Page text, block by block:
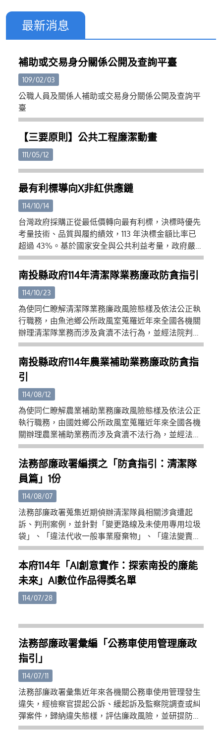
最新消息
補助或交易身分關係公開及查詢平臺
109/02/03
公職人員及關係人補助或交易身分關係公開及查詢平
臺
【三要原則】公共工程廉潔動畫
111/05/12
最有利標導向X非紅供應鏈
114/10/14
台灣政府採購正從最低價轉向最有利標，決標時優先
考量技術、品質與履約績效，113 年決標金額比率已
超過 43%。基於國家安全與公共利益考量，政府嚴格
實施「非紅供應鏈」策略，區分大陸廠商、陸資、廠
牌與產地。特別針對公務用資通訊產品，原則上禁止
使用大陸廠牌，並限制具敏感性或國安疑慮的採購
中，大陸產地產品及相關陸資廠商的參與。此趨勢反
映政府重視供應鏈韌性與資訊安全。影片網
址:https://www.youtube.com/watch?
v=4SMixY2RLBQ
南投縣政府114年清潔隊業務廉政防貪指引
114/10/23
為使同仁瞭解清潔隊業務廉政風險態樣及依法公正執
行職務，由魚池鄉公所政風室蒐羅近年來全國各機關
辦理清潔隊業務而涉及貪瀆不法行為，並經法院判決
有罪之實務案例，經本府召開防貪指引座談會，由政
風處林處長主持，並邀請臺灣南投地方檢察署檢察官
蘇厚仁及本府採購稽核小組外聘委員陳有政等2位學
者專家，以及相關業管單位，共同研討相關案例所涉
風險違失，並提出相對應之預防策略，編撰旨揭防貪
指引，供本府環境保護局、本縣各鄉鎮公所參考，俾
提升為民服務品質及行政效能。
南投縣政府114年農業補助業務廉政防貪指
引
114/08/12
為使同仁瞭解農業補助業務廉政風險態樣及依法公正
執行職務，由國姓鄉公所政風室蒐羅近年來全國各機
關辦理農業補助業務而涉及貪瀆不法行為，並經法院
判決有罪之實務案例，經本府召開防貪指引座談會，
由政風處林處長主持，並邀請臺灣南投地方檢察署檢
察官廖蘊瑋及本府採購稽核小組外聘委員陳有政等2
位學者專家，以及相關業管單位，共同研討相關案例
所涉風險違失，並提出相對應之預防策略，編撰旨揭
防貪指引，供本府各單位及所屬機關學校、本縣各鄉
鎮公所參考，俾提升為民服務品質及行政效能。
法務部廉政署編撰之「防貪指引：清潔隊
員篇」1份
114/08/07
法務部廉政署蒐集近期偵辦清潔隊員相關涉貪遭起
訴、判刑案例，並針對「變更路線及未使用專用垃圾
袋」、「違法代收一般事業廢棄物」、「違法變賣可
資源回收之物」及「違法侵占資源回收物」等類型編
撰旨揭防貪指引提供參考。
本府114年「AI創意實作：探索南投的廉能
未來」AI數位作品得獎名單
114/07/28
法務部廉政署彙編「公務車使用管理廉政
指引」
114/07/11
法務部廉政署彙集近年來各機關公務車使用管理發生
違失，經檢察官提起公訴、緩起訴及監察院調查或糾
彈案件，歸納違失態樣，評估廉政風險，並研提防治
措施，彙編旨揭廉政指引提供參考。